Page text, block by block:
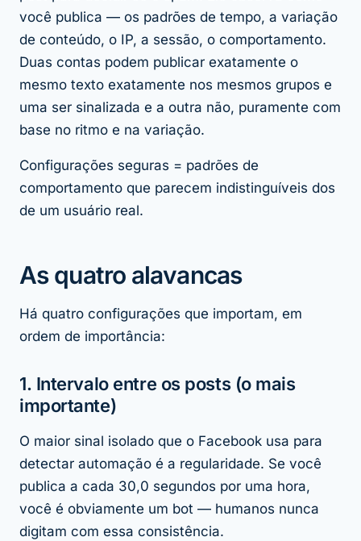
você publica — os padrões de tempo, a variação
de conteúdo, o IP, a sessão, o comportamento.
Duas contas podem publicar exatamente o
mesmo texto exatamente nos mesmos grupos e
uma ser sinalizada e a outra não, puramente com
base no ritmo e na variação.
Configurações seguras = padrões de
comportamento que parecem indistinguíveis dos
de um usuário real.
As quatro alavancas
Há quatro configurações que importam, em
ordem de importância:
1. Intervalo entre os posts (o mais
importante)
O maior sinal isolado que o Facebook usa para
detectar automação é a regularidade. Se você
publica a cada 30,0 segundos por uma hora,
você é obviamente um bot — humanos nunca
digitam com essa consistência.